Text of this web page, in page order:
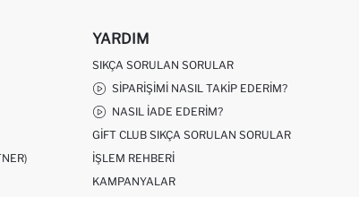
YARDIM
SIKÇA SORULAN SORULAR
SIPARIŞIMI NASIL TAKIP EDERIM?
NASIL İADE EDERIM?
GIFT CLUB SIKÇA SORULAN SORULAR
İŞLEM REHBERI
KAMPANYALAR